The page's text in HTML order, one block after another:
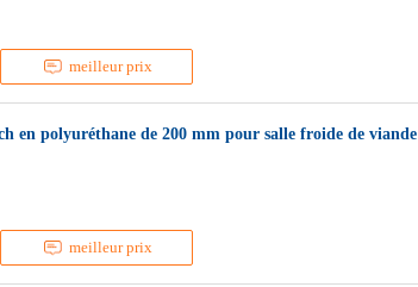
meilleur prix
en polyuréthane de 200 mm pour salle froide de viande
meilleur prix